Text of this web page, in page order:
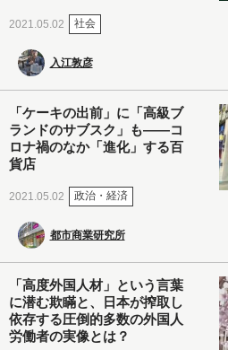
2021.05.02 社会
入江敦彦
「ケーキの出前」に「高級ブ
ランドのサブスク」も――コ
ロナ禍のなか「進化」する百
貨店
2021.05.02 政治・経済
都市商業研究所
「高度外国人材」という言葉
に潜む欺瞞と、日本が搾取し
依存する圧倒的多数の外国人
労働者の実像とは？